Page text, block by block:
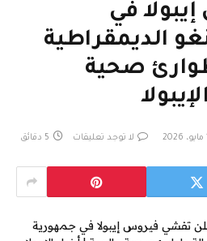
في
الديمقراطية
طوارئ صحية
لا توجد تعليقات 5 دقائق